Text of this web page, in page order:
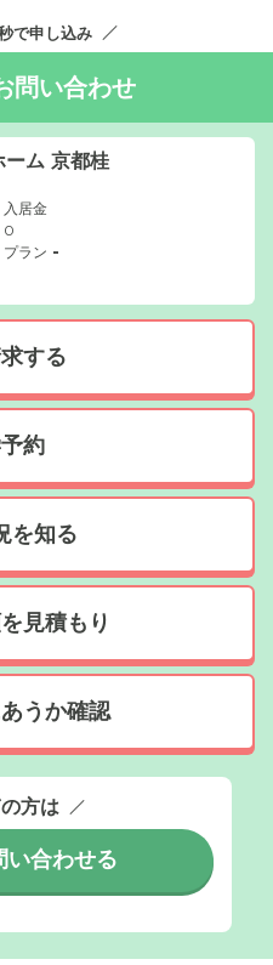
で申し込み
問い合わせ
ーム 京都桂
入居金
0
プラン -
する
約
を知る
見積もり
うか確認
方は
い合わせる